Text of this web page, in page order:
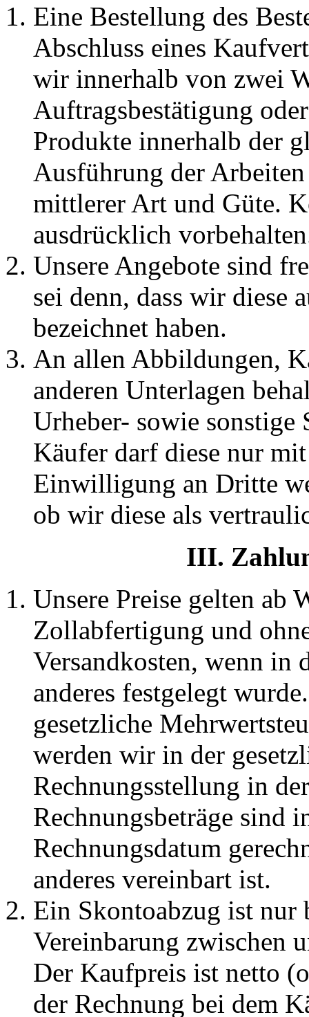
Eine Bestellung des
Abschluss eines
wir innerhalb von zwei
Auftragsbestätigung
Produkte innerhalb der
Ausführung der
mittlerer Art und Güte.
ausdrücklich
Unsere Angebote sind
sei denn, dass wir diese
bezeichnet haben.
An allen Abbildungen,
anderen Unterlagen
Urheber- sowie sonstige
Käufer darf diese nur
Einwilligung an Dritte
ob wir diese als
III.
Unsere Preise gelten ab
Zollabfertigung und
Versandkosten, wenn in
anderes festgelegt
gesetzliche
werden wir in der
Rechnungsstellung in
Rechnungsbeträge sind
Rechnungsdatum
anderes vereinbart ist.
Ein Skontoabzug ist nur
Vereinbarung zwischen
Der Kaufpreis ist netto
der Rechnung bei dem